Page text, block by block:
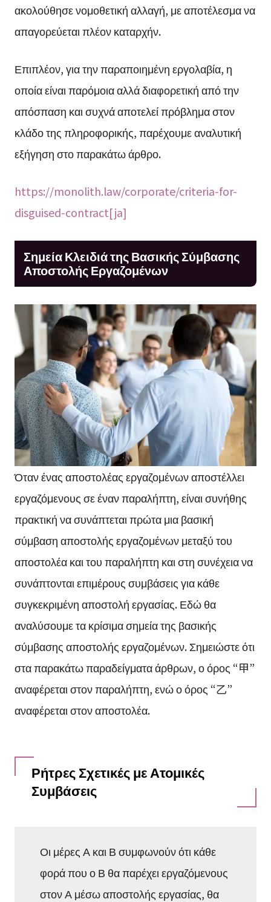
ακολούθησε νομοθετική αλλαγή, με αποτέλεσμα να
απαγορεύεται πλέον καταρχήν.
Επιπλέον, για την παραποιημένη εργολαβία, η
οποία είναι παρόμοια αλλά διαφορετική από την
απόσπαση και συχνά αποτελεί πρόβλημα στον
κλάδο της πληροφορικής, παρέχουμε αναλυτική
εξήγηση στο παρακάτω άρθρο.
https://monolith.law/corporate/criteria-for-
disguised-contract[ja]
Σημεία Κλειδιά της Βασικής Σύμβασης
Αποστολής Εργαζομένων
Όταν ένας αποστολέας εργαζομένων αποστέλλει
εργαζόμενους σε έναν παραλήπτη, είναι συνήθης
πρακτική να συνάπτεται πρώτα μια βασική
σύμβαση αποστολής εργαζομένων μεταξύ του
αποστολέα και του παραλήπτη και στη συνέχεια να
συνάπτονται επιμέρους συμβάσεις για κάθε
συγκεκριμένη αποστολή εργασίας. Εδώ θα
αναλύσουμε τα κρίσιμα σημεία της βασικής
σύμβασης αποστολής εργαζομένων. Σημειώστε ότι
στα παρακάτω παραδείγματα άρθρων, ο όρος “甲”
αναφέρεται στον παραλήπτη, ενώ ο όρος “乙”
αναφέρεται στον αποστολέα.
Ρήτρες Σχετικές με Ατομικές
Συμβάσεις
Οι μέρες Α και Β συμφωνούν ότι κάθε
φορά που ο Β θα παρέχει εργαζόμενους
στον Α μέσω αποστολής εργασίας, θα